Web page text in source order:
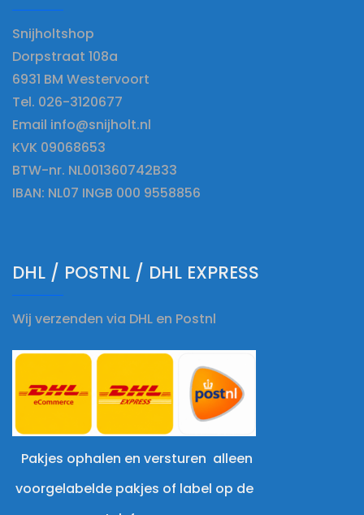
Snijholtshop
Dorpstraat 108a
6931 BM Westervoort
Tel. 026-3120677
Email info@snijholt.nl
KVK 09068653
BTW-nr. NL001360742B33
IBAN: NL07 INGB 000 9558856
DHL / POSTNL / DHL EXPRESS
Wij verzenden via DHL en Postnl
Pakjes ophalen en versturen alleen
voorgelabelde pakjes of label op de